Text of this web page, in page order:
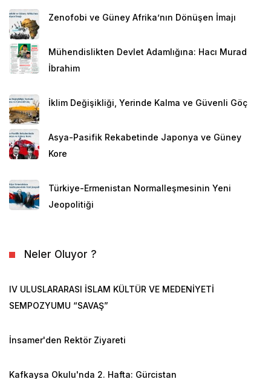
Zenofobi ve Güney Afrika’nın Dönüşen İmajı
Mühendislikten Devlet Adamlığına: Hacı Murad
İbrahim
İklim Değişikliği, Yerinde Kalma ve Güvenli Göç
Asya-Pasifik Rekabetinde Japonya ve Güney
Kore
Türkiye-Ermenistan Normalleşmesinin Yeni
Jeopolitiği
Neler Oluyor ?
IV ULUSLARARASI İSLAM KÜLTÜR VE MEDENİYETİ
SEMPOZYUMU “SAVAŞ”
İnsamer'den Rektör Ziyareti
Kafkaysa Okulu'nda 2. Hafta: Gürcistan